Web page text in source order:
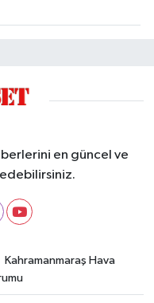
en güncel ve
Kahramanmaraş Hava